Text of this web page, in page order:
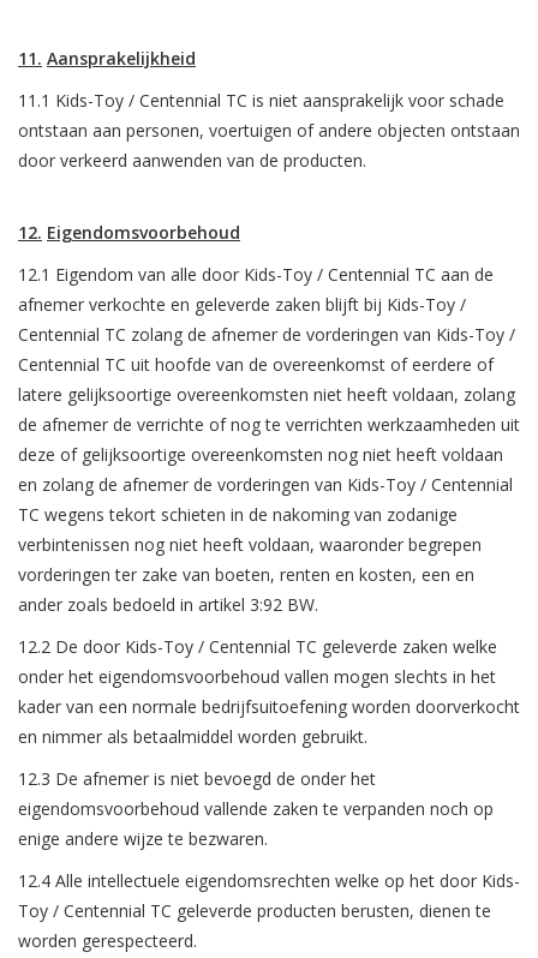
11. Aansprakelijkheid
11.1 Kids-Toy / Centennial TC is niet aansprakelijk voor schade
ontstaan aan personen, voertuigen of andere objecten ontstaan
door verkeerd aanwenden van de producten.
12. Eigendomsvoorbehoud
12.1 Eigendom van alle door Kids-Toy / Centennial TC aan de
afnemer verkochte en geleverde zaken blijft bij Kids-Toy /
Centennial TC zolang de afnemer de vorderingen van Kids-Toy /
Centennial TC uit hoofde van de overeenkomst of eerdere of
latere gelijksoortige overeenkomsten niet heeft voldaan, zolang
de afnemer de verrichte of nog te verrichten werkzaamheden uit
deze of gelijksoortige overeenkomsten nog niet heeft voldaan
en zolang de afnemer de vorderingen van Kids-Toy / Centennial
TC wegens tekort schieten in de nakoming van zodanige
verbintenissen nog niet heeft voldaan, waaronder begrepen
vorderingen ter zake van boeten, renten en kosten, een en
ander zoals bedoeld in artikel 3:92 BW.
12.2 De door Kids-Toy / Centennial TC geleverde zaken welke
onder het eigendomsvoorbehoud vallen mogen slechts in het
kader van een normale bedrijfsuitoefening worden doorverkocht
en nimmer als betaalmiddel worden gebruikt.
12.3 De afnemer is niet bevoegd de onder het
eigendomsvoorbehoud vallende zaken te verpanden noch op
enige andere wijze te bezwaren.
12.4 Alle intellectuele eigendomsrechten welke op het door Kids-
Toy / Centennial TC geleverde producten berusten, dienen te
worden gerespecteerd.